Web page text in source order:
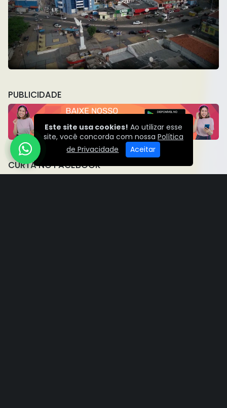
PUBLICIDADE
CURTA NO FACEBOOK
Este site usa cookies! Ao utilizar esse
site, você concorda com nossa Política
de Privacidade
Aceitar